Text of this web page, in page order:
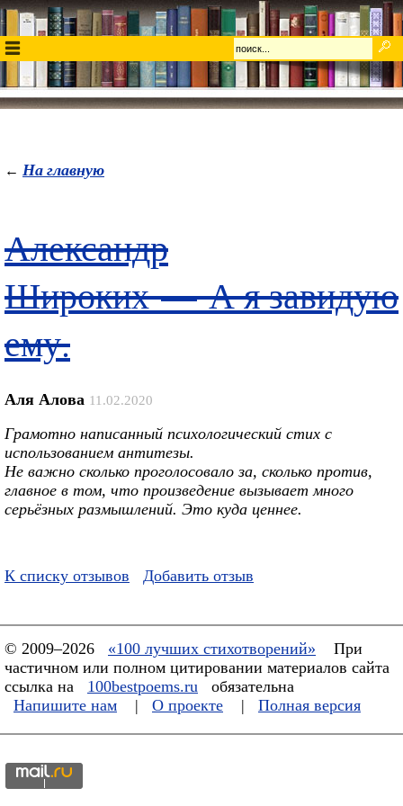
← На главную
Александр
Широких — А я завидую
ему.
Аля Алова 11.02.2020
Грамотно написанный психологический стих с
использованием антитезы.
Не важно сколько проголосовало за, сколько против,
главное в том, что произведение вызывает много
серьёзных размышлений. Это куда ценнее.
К списку отзывов Добавить отзыв
© 2009–2026 «100 лучших стихотворений»
При
частичном или полном цитировании материалов сайта
ссылка на
100bestpoems.ru
обязательна
Напишите нам
| О проекте | Полная версия